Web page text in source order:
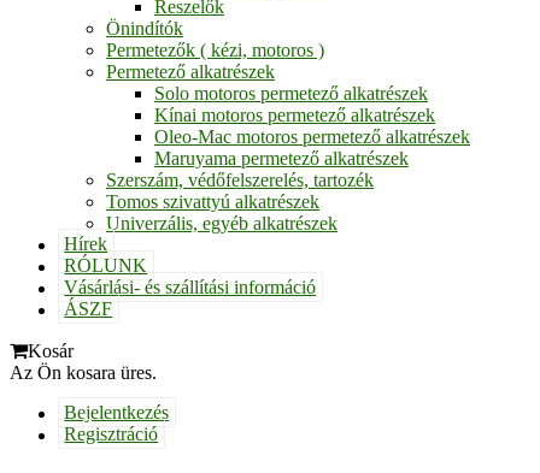
Reszelők
Önindítók
Permetezők ( kézi, motoros )
Permetező alkatrészek
Solo motoros permetező alkatrészek
Kínai motoros permetező alkatrészek
Oleo-Mac motoros permetező alkatrészek
Maruyama permetező alkatrészek
Szerszám, védőfelszerelés, tartozék
Tomos szivattyú alkatrészek
Univerzális, egyéb alkatrészek
Hírek
RÓLUNK
Vásárlási- és szállítási információ
ÁSZF
Kosár
Az Ön kosara üres.
Bejelentkezés
Regisztráció